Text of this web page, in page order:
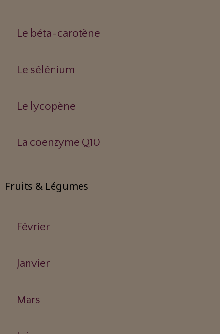
Le béta-carotène
Le sélénium
Le lycopène
La coenzyme Q10
Fruits & Légumes
Février
Janvier
Mars